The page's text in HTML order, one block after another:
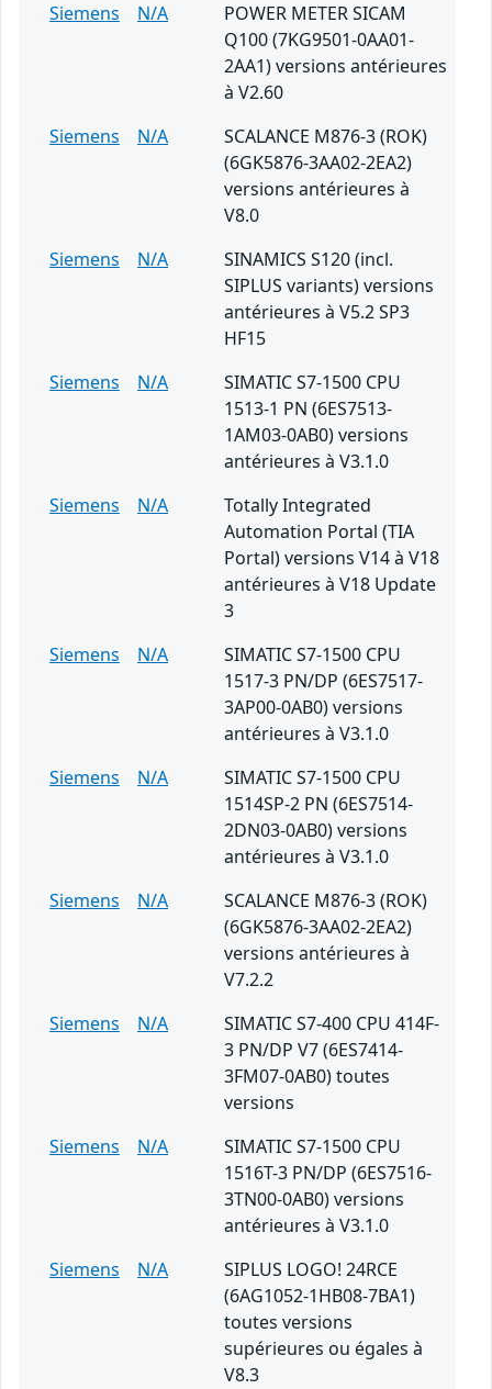
Siemens
N/A
POWER METER SICAM
Q100 (7KG9501-0AA01-
2AA1) versions antérieures
à V2.60
Siemens
N/A
SCALANCE M876-3 (ROK)
(6GK5876-3AA02-2EA2)
versions antérieures à
V8.0
Siemens
N/A
SINAMICS S120 (incl.
SIPLUS variants) versions
antérieures à V5.2 SP3
HF15
Siemens
N/A
SIMATIC S7-1500 CPU
1513-1 PN (6ES7513-
1AM03-0AB0) versions
antérieures à V3.1.0
Siemens
N/A
Totally Integrated
Automation Portal (TIA
Portal) versions V14 à V18
antérieures à V18 Update
3
Siemens
N/A
SIMATIC S7-1500 CPU
1517-3 PN/DP (6ES7517-
3AP00-0AB0) versions
antérieures à V3.1.0
Siemens
N/A
SIMATIC S7-1500 CPU
1514SP-2 PN (6ES7514-
2DN03-0AB0) versions
antérieures à V3.1.0
Siemens
N/A
SCALANCE M876-3 (ROK)
(6GK5876-3AA02-2EA2)
versions antérieures à
V7.2.2
Siemens
N/A
SIMATIC S7-400 CPU 414F-
3 PN/DP V7 (6ES7414-
3FM07-0AB0) toutes
versions
Siemens
N/A
SIMATIC S7-1500 CPU
1516T-3 PN/DP (6ES7516-
3TN00-0AB0) versions
antérieures à V3.1.0
Siemens
N/A
SIPLUS LOGO! 24RCE
(6AG1052-1HB08-7BA1)
toutes versions
supérieures ou égales à
V8.3